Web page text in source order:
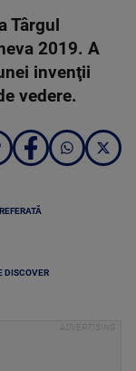
Târgul
2019. A
invenţii
vedere.
DISCOVER